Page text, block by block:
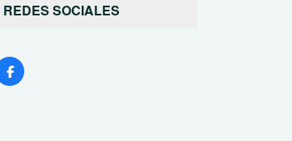
REDES SOCIALES